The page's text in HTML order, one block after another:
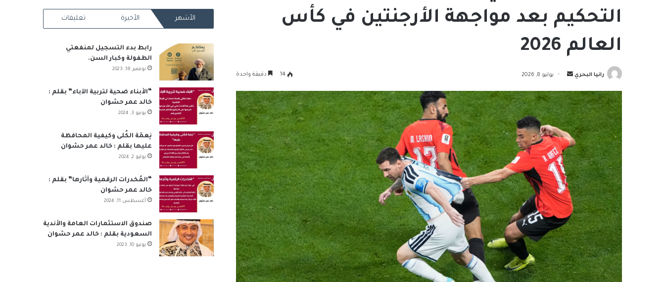
التحكيم بعد مواجهة الأرجنتين في كأس
العالم 2026
رانيا البحري
أرسل
إلكترونيا
يوليو 8, 2026 14 دقيقة واحدة
RSS
الأشهر الأخيرة تعليقات
رابط بدء التسجيل لمنفعتي
الطفولة وكبار السن.
نوفمبر 18, 2023
“الأبناء ضحية لتربية الآباء” بقلم :
خالد عمر حشوان
يونيو 3, 2024
نِعمَة الكُلى وكيفية المحافظة
عليها بقلم : خالد عمر حشوان
يوليو 2, 2024
“المُخدرات الرقمية وآثارها” بقلم :
خالد عمر حشوان
أغسطس 11, 2024
صندوق الاستثمارات العامة والأندية
السعودية بقلم : خالد عمر حشوان
يونيو 10, 2023